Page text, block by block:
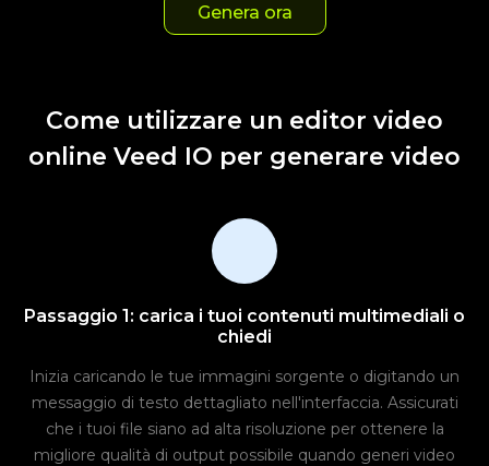
Genera ora
Come utilizzare un editor video
online Veed IO per generare video
Passaggio 1: carica i tuoi contenuti multimediali o
chiedi
Inizia caricando le tue immagini sorgente o digitando un
messaggio di testo dettagliato nell'interfaccia. Assicurati
che i tuoi file siano ad alta risoluzione per ottenere la
migliore qualità di output possibile quando generi video